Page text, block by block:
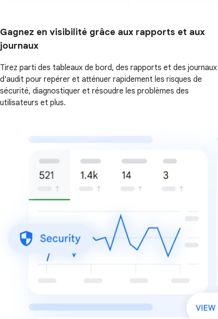
Gagnez en visibilité grâce aux rapports et aux
journaux
Tirez parti des tableaux de bord, des rapports et des journaux
d'audit pour repérer et atténuer rapidement les risques de
sécurité, diagnostiquer et résoudre les problèmes des
utilisateurs et plus.